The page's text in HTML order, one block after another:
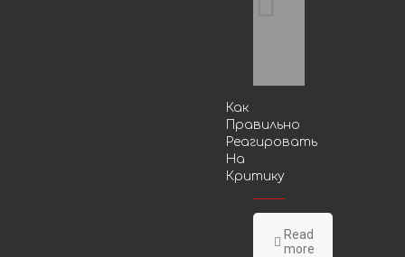
Как
Правильно
Реагировать
На
Критику
Read
more